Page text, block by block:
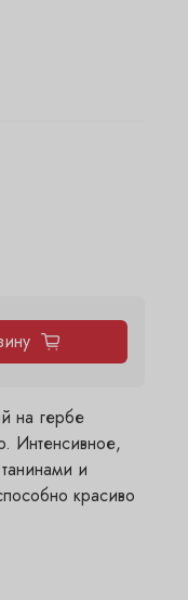
на гербе
Интенсивное,
и
красиво